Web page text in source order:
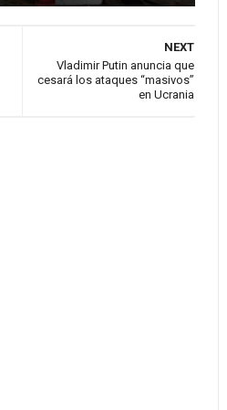
NEXT
Vladimir Putin anuncia que
cesará los ataques “masivos”
en Ucrania